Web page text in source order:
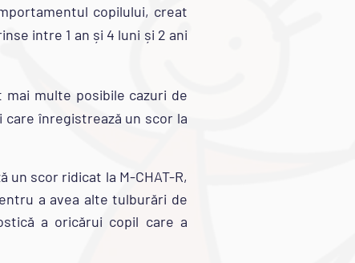
copilului, creat
intre 1 an și 4 luni și 2 ani
mai multe posibile cazuri de
înregistrează un scor la
scor ridicat la M-CHAT-R,
a avea alte tulburări de
a oricărui copil care a